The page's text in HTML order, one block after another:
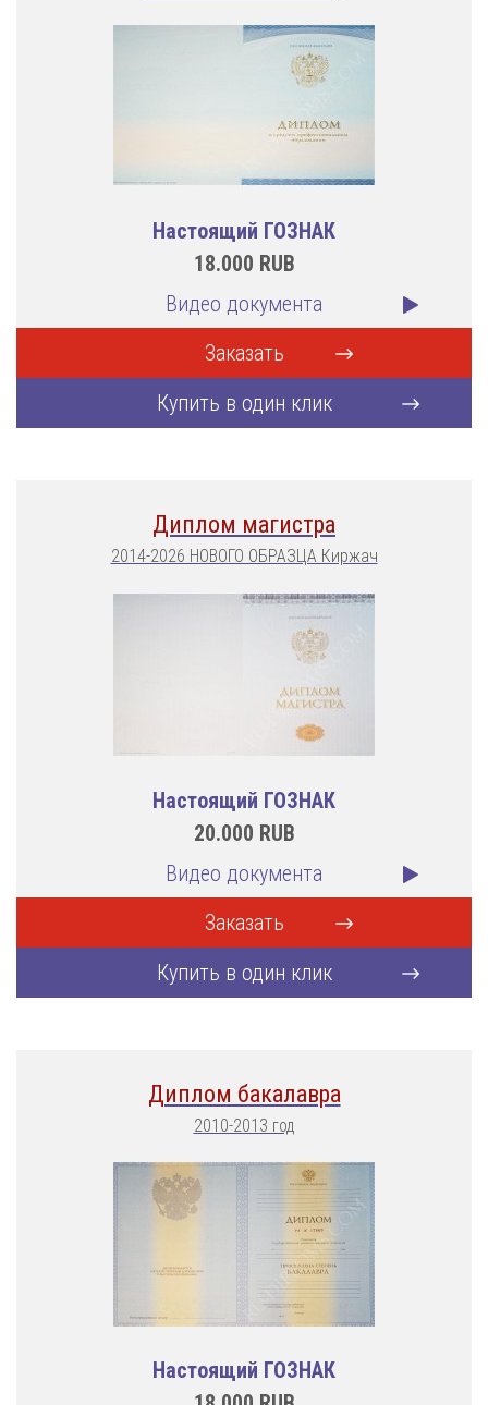
Настоящий ГОЗНАК
18.000 RUB
Видео документа
Заказать
Купить в один клик
Диплом магистра
2014-2026 НОВОГО ОБРАЗЦА Киржач
Настоящий ГОЗНАК
20.000 RUB
Видео документа
Заказать
Купить в один клик
Диплом бакалавра
2010-2013 год
Настоящий ГОЗНАК